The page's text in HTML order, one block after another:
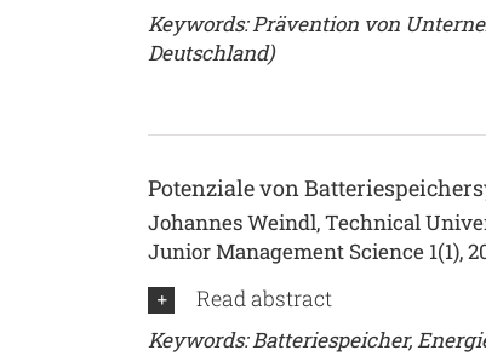
Keywords: Prävention von
Deutschland)
Potenziale von
Johannes Weindl, Technical
Junior Management Science 1(1),
Read abstract
Keywords: Batteriespeicher,